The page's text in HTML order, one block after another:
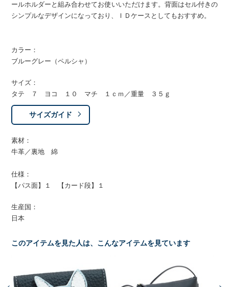
ールホルダーと組み合わせてお使いいただけます。背面はセル付きの
シンプルなデザインになっており、ＩＤケースとしてもおすすめ。
カラー：
ブルーグレー（ペルシャ）
サイズ：
タテ ７ ヨコ １０ マチ １ｃｍ／重量 ３５ｇ
サイズガイド
素材：
牛革／裏地 綿
仕様：
【パス面】１ 【カード段】１
生産国：
日本
このアイテムを見た人は、こんなアイテムを見ています